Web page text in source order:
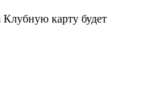
карту будет